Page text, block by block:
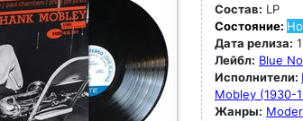
Состав: LP
Состояние:
Дата релиза:
Лейбл: Blue
Исполнители:
Mobley (1930-
Жанры: